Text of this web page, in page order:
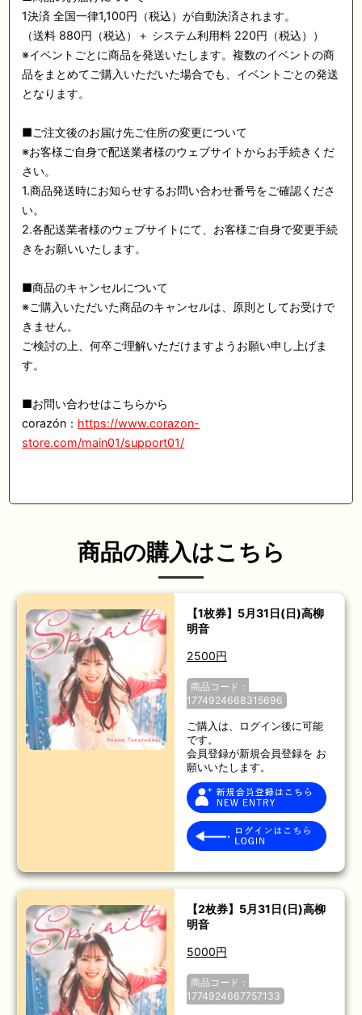
1決済 全国一律1,100円（税込）が自動決済されます。
（送料 880円（税込）＋ システム利用料 220円（税込））
※イベントごとに商品を発送いたします。複数のイベントの商
品をまとめてご購入いただいた場合でも、イベントごとの発送
となります。
■ご注文後のお届け先ご住所の変更について
※お客様ご自身で配送業者様のウェブサイトからお手続きくだ
さい。
1.商品発送時にお知らせするお問い合わせ番号をご確認くださ
い。
2.各配送業者様のウェブサイトにて、お客様ご自身で変更手続
きをお願いいたします。
■商品のキャンセルについて
※ご購入いただいた商品のキャンセルは、原則としてお受けで
きません。
ご検討の上、何卒ご理解いただけますようお願い申し上げま
す。
■お問い合わせはこちらから
corazón： https://www.corazon-
store.com/main01/support01/
商品の購入はこちら
【1枚券】5月31日(日)高柳
明音
2500円
商品コード：
1774924668315696
ご購入は、ログイン後に可能
です。
会員登録が新規会員登録を お
願いいたします。
【2枚券】5月31日(日)高柳
明音
5000円
商品コード：
1774924667757133